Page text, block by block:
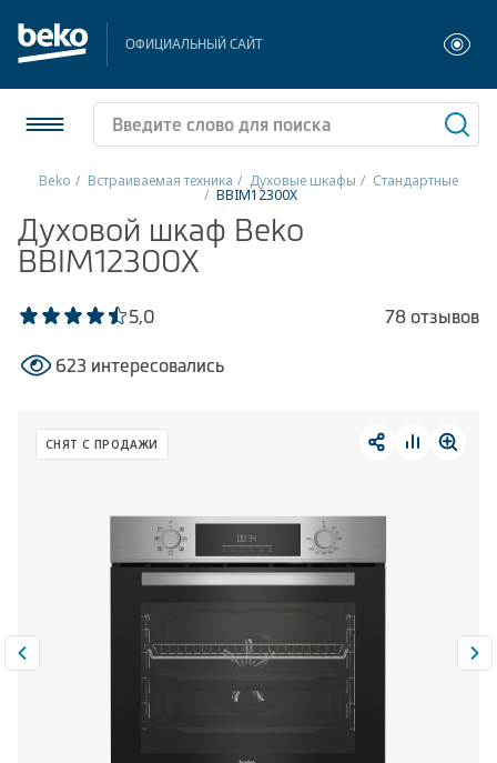
ОФИЦИАЛЬНЫЙ САЙТ
Холодильники и морозильники
Стиральные и сушильные машины
Посудомоечные машины
Плиты
Малая бытовая техника
Климатическая техника
Beko Встраиваемая техника Духовые шкафы Стандартные
BBIM12300X
Духовой шкаф Beko
BBIM12300X
5,0 78 отзывов
623 интересовались
СНЯТ С ПРОДАЖИ